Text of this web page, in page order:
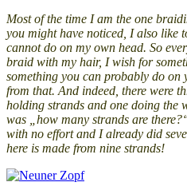
Most of the time I am the one
you might have noticed, I also like
cannot do on my own head. So
braid with my hair, I wish for
something you can probably do on
from that. And indeed, there were
holding strands and one doing the
was „how many strands are
with no effort and I already did
here is made from nine strands!